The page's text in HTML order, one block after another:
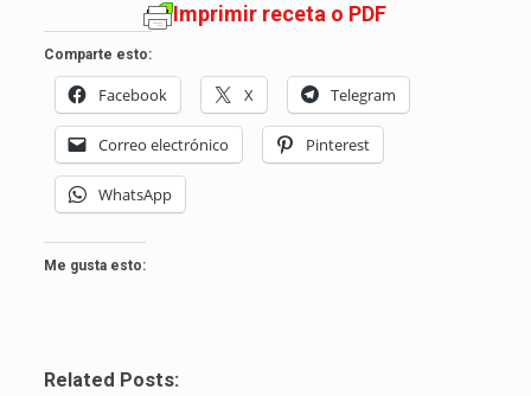
Imprimir receta o PDF
Comparte esto:
Facebook X Telegram
Correo electrónico Pinterest
WhatsApp
Me gusta esto:
Related Posts: